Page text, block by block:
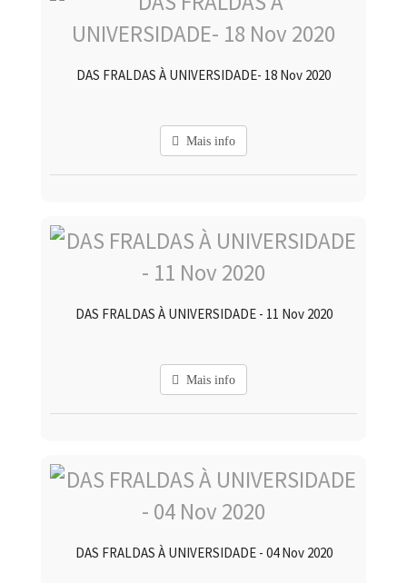
DAS FRALDAS À UNIVERSIDADE- 18 Nov 2020
Mais info
DAS FRALDAS À UNIVERSIDADE - 11 Nov 2020
Mais info
DAS FRALDAS À UNIVERSIDADE - 04 Nov 2020